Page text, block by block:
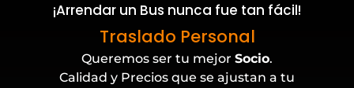
¡Arrendar un Bus nunca fue tan fácil!
Traslado Personal
Eventos Corporativos
Queremos ser tu mejor Socio.
Calidad y Precios que se ajustan a tu